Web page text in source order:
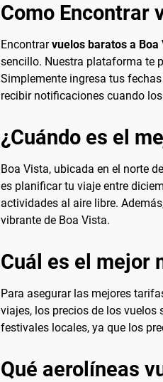
Como Encontrar
Encontrarvuelos baratos a Boa
sencillo. Nuestra plataforma te
Simplemente ingresa tus
recibir notificaciones cuando
¿Cuándo es el
Boa Vista, ubicada en el norte
es planificar tu viaje entre
actividades al aire libre.
vibrante de Boa Vista.
Cuál es el mejor
Para asegurar las mejores
viajes, los precios de los vuelos
festivales locales, ya que los
Qué aerolíneas